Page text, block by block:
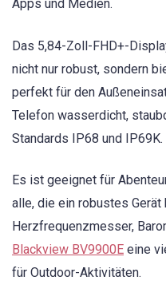
Apps und Medien.
Das 5,84-Zoll-FHD+-
nicht nur robust, sondern
perfekt für den
Telefon wasserdicht,
Standards IP68 und IP69K.
Es ist geeignet für
alle, die ein robustes
Herzfrequenzmesser,
Blackview BV9900E eine
für Outdoor-Aktivitäten.